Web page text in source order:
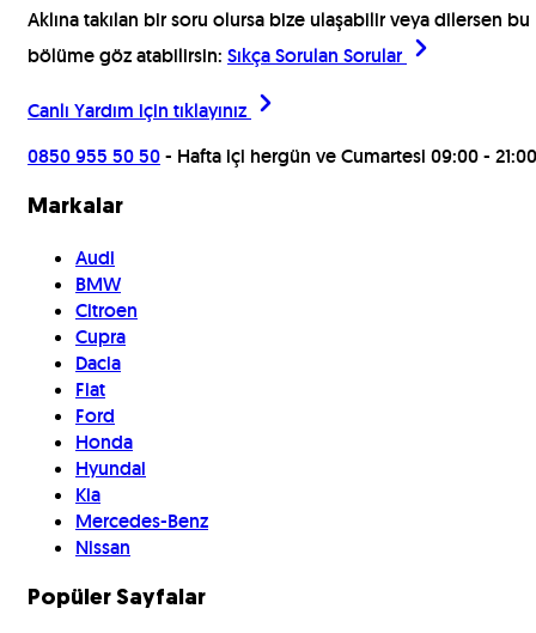
Aklına takılan bir soru olursa bize ulaşabilir veya dilersen bu
bölüme göz atabilirsin: Sıkça Sorulan Sorular
Canlı Yardım için tıklayınız
0850 955 50 50- Hafta içi hergün ve Cumartesi 09:00 - 21:00
Markalar
Audi
BMW
Citroen
Cupra
Dacia
Fiat
Ford
Honda
Hyundai
Kia
Mercedes-Benz
Nissan
Popüler Sayfalar